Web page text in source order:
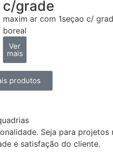
c/grade
maxim ar com 1seçao c/
boreal
Ver
mais
produtos
Seja para
e satisfação do cliente.